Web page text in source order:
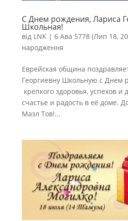
С Днем рождения, Лариса
Школьная!
від LNK| 6 Ава 5778 (Лип 18,
народження
Еврейская община
Георгиевну Школьную с Днем
крепкого здоровья, успехов и
счастье и радость в её доме.
Мазл Тов!...